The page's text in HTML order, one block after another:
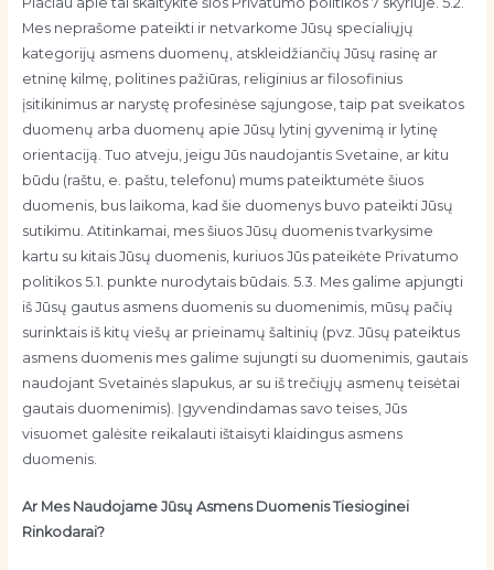
Mes neprašome pateikti ir netvarkome Jūsų specialiųjų
kategorijų asmens duomenų, atskleidžiančių Jūsų rasinę ar
etninę kilmę, politines pažiūras, religinius ar filosofinius
įsitikinimus ar narystę profesinėse sąjungose, taip pat sveikatos
duomenų arba duomenų apie Jūsų lytinį gyvenimą ir lytinę
orientaciją. Tuo atveju, jeigu Jūs naudojantis Svetaine, ar kitu
būdu (raštu, e. paštu, telefonu) mums pateiktumėte šiuos
duomenis, bus laikoma, kad šie duomenys buvo pateikti Jūsų
sutikimu. Atitinkamai, mes šiuos Jūsų duomenis tvarkysime
kartu su kitais Jūsų duomenis, kuriuos Jūs pateikėte Privatumo
politikos 5.1. punkte nurodytais būdais. 5.3. Mes galime apjungti
iš Jūsų gautus asmens duomenis su duomenimis, mūsų pačių
surinktais iš kitų viešų ar prieinamų šaltinių (pvz. Jūsų pateiktus
asmens duomenis mes galime sujungti su duomenimis, gautais
naudojant Svetainės slapukus, ar su iš trečiųjų asmenų teisėtai
gautais duomenimis). Įgyvendindamas savo teises, Jūs
visuomet galėsite reikalauti ištaisyti klaidingus asmens
duomenis.
Ar Mes Naudojame Jūsų Asmens Duomenis Tiesioginei
Rinkodarai?